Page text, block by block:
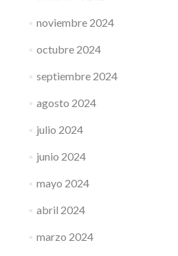
noviembre 2024
octubre 2024
septiembre 2024
agosto 2024
julio 2024
junio 2024
mayo 2024
abril 2024
marzo 2024